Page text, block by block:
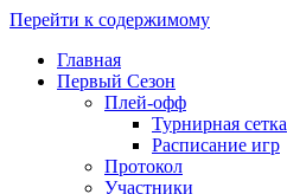
Перейти к содержимому
Главная
Первый Сезон
Плей-офф
Турнирная сетка
Расписание игр
Протокол
Участники